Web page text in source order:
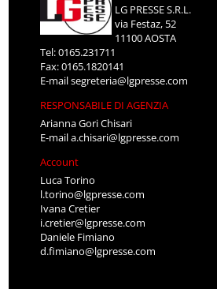
LG PRESSE S.R.L.
via Festaz, 52
11100 AOSTA
Tel: 0165.231711
Fax: 0165.1820141
E-mailsegreteria@lgpresse.com
RESPONSABILE DI AGENZIA
Arianna Gori Chisari
E-maila.chisari@lgpresse.com
Account
Luca Torino
l.torino@lgpresse.com
Ivana Cretier
i.cretier@lgpresse.com
Daniele Fimiano
d.fimiano@lgpresse.com